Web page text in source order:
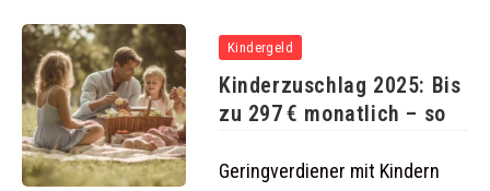
Kindergeld
Kinderzuschlag 2025: Bis
zu 297 € monatlich – so
Geringverdiener mit Kindern